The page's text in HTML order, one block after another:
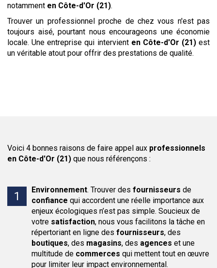
notamment en Côte-d'Or (21).
Trouver un professionnel proche de chez vous n'est pas
toujours aisé, pourtant nous encourageons une économie
locale. Une entreprise qui intervient en Côte-d'Or (21)est
un véritable atout pour offrir des prestations de qualité.
Voici 4 bonnes raisons de faire appel aux professionnels
en Côte-d'Or (21) que nous référençons :
Environnement. Trouver des fournisseurs de
confiance qui accordent une réelle importance aux
enjeux écologiques n’est pas simple. Soucieux de
votre satisfaction, nous vous facilitons la tâche en
répertoriant en ligne des fournisseurs, des
boutiques, des magasins, des agences et une
multitude de commerces qui mettent tout en œuvre
pour limiter leur impact environnemental.